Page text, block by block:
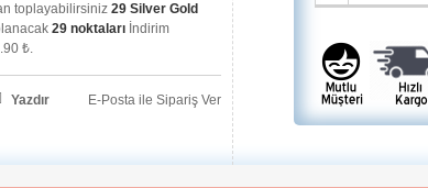
toplayabilirsiniz29 Silver Gold
29 noktaları İndirim
₺.
E-Posta ile Sipariş Ver
Yazdır